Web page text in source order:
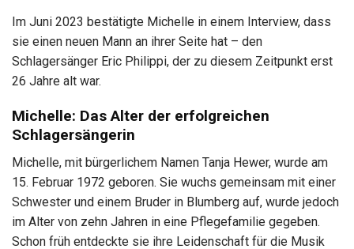
Im Juni 2023 bestätigte Michelle in einem Interview, dass
sie einen neuen Mann an ihrer Seite hat – den
Schlagersänger Eric Philippi, der zu diesem Zeitpunkt erst
26 Jahre alt war.
Michelle: Das Alter der erfolgreichen
Schlagersängerin
Michelle, mit bürgerlichem Namen Tanja Hewer, wurde am
15. Februar 1972 geboren. Sie wuchs gemeinsam mit einer
Schwester und einem Bruder in Blumberg auf, wurde jedoch
im Alter von zehn Jahren in eine Pflegefamilie gegeben.
Schon früh entdeckte sie ihre Leidenschaft für die Musik